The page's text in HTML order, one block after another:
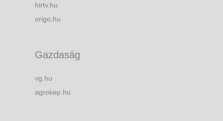
hirtv.hu
origo.hu
Gazdaság
vg.hu
agrokep.hu